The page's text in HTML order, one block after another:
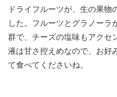
ドライフルーツが、生の果物
した。フルーツとグラノーラ
群で、チーズの塩味もアクセ
液は甘さ控えめなので、お好
て食べてくださいね。